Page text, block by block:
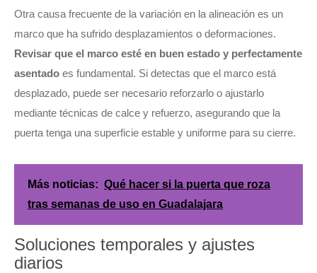
Otra causa frecuente de la variación en la alineación es un
marco que ha sufrido desplazamientos o deformaciones.
Revisar que el marco esté en buen estado y perfectamente
asentado es fundamental. Si detectas que el marco está
desplazado, puede ser necesario reforzarlo o ajustarlo
mediante técnicas de calce y refuerzo, asegurando que la
puerta tenga una superficie estable y uniforme para su cierre.
Más noticias: Qué hacer si la puerta que roza
tras semanas de uso en Guadalajara
Soluciones temporales y ajustes
diarios